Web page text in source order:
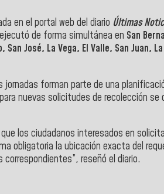
en el portal web del diario Últimas
de forma simultánea en San
San José, La Vega, El Valle, San
forman parte de una
nuevas solicitudes de recolección
los ciudadanos interesados en
obligatoria la ubicación exacta del
reseñó el diario.